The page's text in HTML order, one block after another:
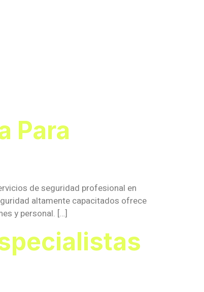
Para
de seguridad profesional en
altamente capacitados ofrece
y personal. […]